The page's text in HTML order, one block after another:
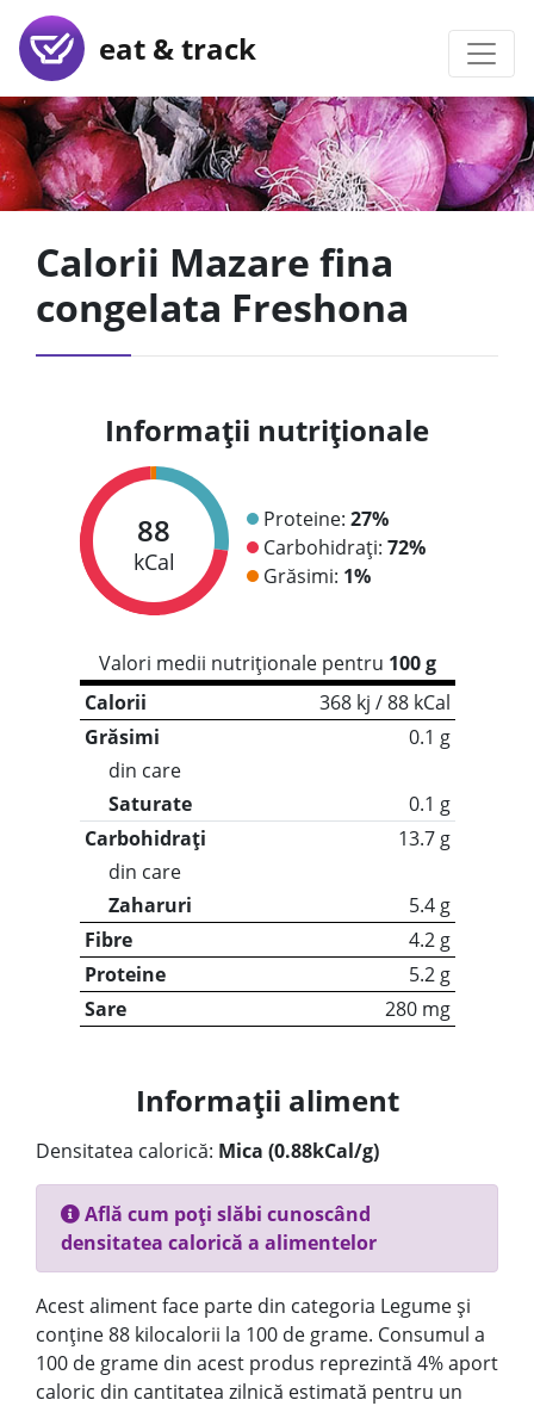
eat & track
Calorii Mazare fina
congelata Freshona
Informații nutriționale
88
kCal
Proteine: 27%
Carbohidrați: 72%
Grăsimi: 1%
Valori medii nutriționale pentru 100 g
Calorii
368 kj / 88 kCal
Grăsimi
0.1 g
din care
Saturate
0.1 g
Carbohidrați
13.7 g
din care
Zaharuri
5.4 g
Fibre
4.2 g
Proteine
5.2 g
Sare
280 mg
Informații aliment
Densitatea calorică: Mica (0.88kCal/g)
Află cum poți slăbi cunoscând
densitatea calorică a alimentelor
Acest aliment face parte din categoria Legume și
conține 88 kilocalorii la 100 de grame. Consumul a
100 de grame din acest produs reprezintă 4% aport
caloric din cantitatea zilnică estimată pentru un